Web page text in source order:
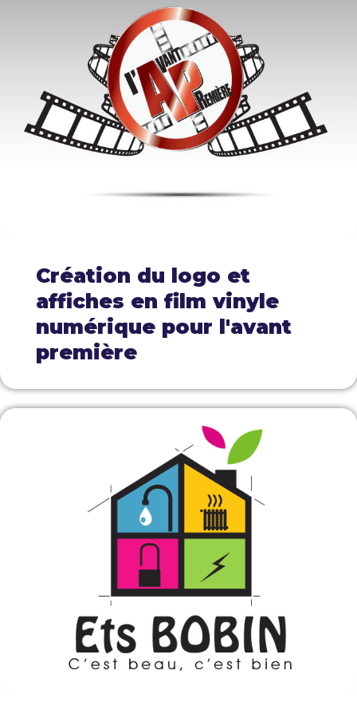
Création du logo et
affiches en film vinyle
numérique pour l'avant
première